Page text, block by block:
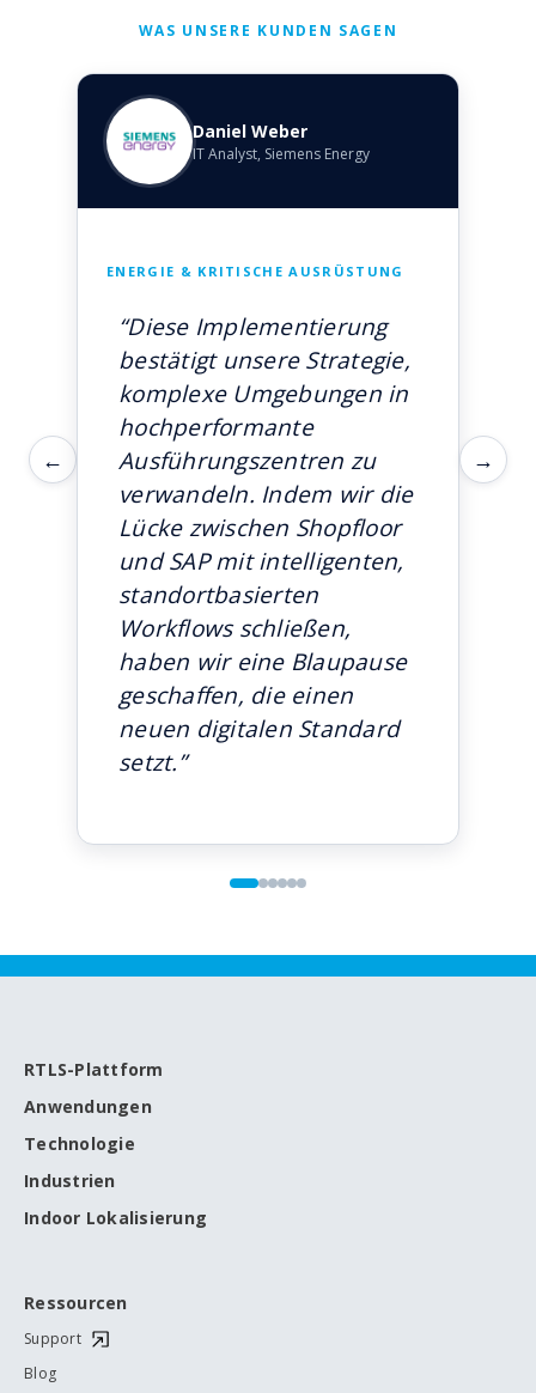
WAS UNSERE KUNDEN SAGEN
←
Daniel Weber
IT Analyst, Siemens Energy
ENERGIE & KRITISCHE AUSRÜSTUNG
“Diese Implementierung
bestätigt unsere Strategie,
komplexe Umgebungen in
hochperformante
Ausführungszentren zu
verwandeln. Indem wir die
Lücke zwischen Shopfloor
und SAP mit intelligenten,
standortbasierten
Workflows schließen,
haben wir eine Blaupause
geschaffen, die einen
neuen digitalen Standard
setzt.”
→
RTLS-Plattform
Anwendungen
Technologie
Industrien
Indoor Lokalisierung
Ressourcen
Support
Blog